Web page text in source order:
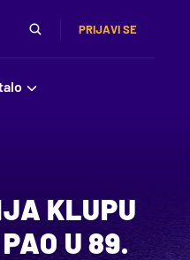
PRIJAVI SE
KLUPU
U 89.